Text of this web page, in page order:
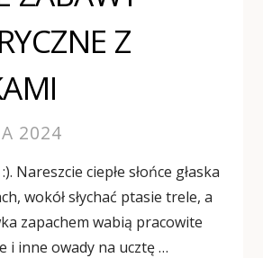
Z
2024
Nareszcie ciepłe słońce głaska
wokół słychać ptasie trele, a
zapachem wabią pracowite
i inne owady na ucztę …